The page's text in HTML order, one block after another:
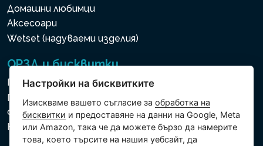
Домашни любимци
Аксесоари
Wetset (надуваеми изделия)
ОРЗД и бисквитки
Политика за използване на бисквитки
Политика за защита на личните и други
обработвани данни
Настройки на бисквитките
Настройки на бисквитките
Изискваме вашето съгласие заобработка на
бисквитки и предоставяне на данни на Google, Meta
или Amazon, така че да можете бързо да намерите
това, което търсите на нашия уебсайт, да